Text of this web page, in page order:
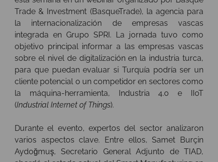
Trade & Investment (BasqueTrade), la agencia para
la internacionalización de empresas vascas
integrada en Grupo SPRI. La jornada tuvo como
objetivo principal informar a las empresas vascas
sobre el nivel de digitalización en la industria turca,
para que puedan evaluar si Turquía podría ser un
cliente potencial o un competidor en sectores como
la máquina-herramienta, Industria 4.0 e IIoT
(Industrial Internet of Things).
Durante el evento, expertos del sector analizaron
varios aspectos clave. Entre ellos, Samet Burçin
Aydoğmuş, Secretario General Adjunto de TIAD,